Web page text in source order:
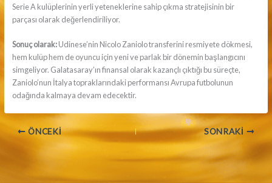
Serie A kulüplerinin yerli yeteneklerine sahip çıkma stratejisinin bir
parçası olarak değerlendiriliyor.
Sonuç olarak:Udinese’nin Nicolo Zaniolo transferini resmiyete dökmesi,
hem kulüp hem de oyuncu için yeni ve parlak bir dönemin başlangıcını
simgeliyor. Galatasaray’ın finansal olarak kazançlı çıktığı bu süreçte,
Zaniolo’nun İtalya topraklarındaki performansı Avrupa futbolunun
odağında kalmaya devam edecektir.
ÖNCEKI SONRAKI